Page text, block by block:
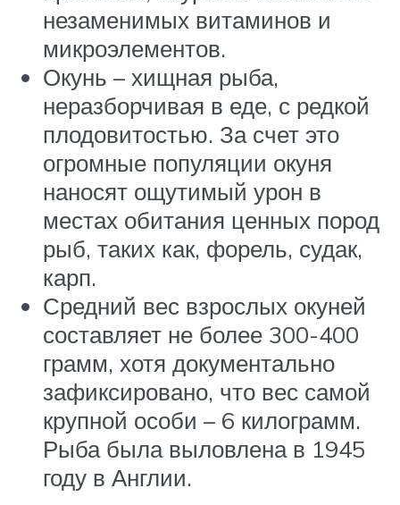
незаменимых витаминов и
микроэлементов.
Окунь – хищная рыба,
неразборчивая в еде, с редкой
плодовитостью. За счет это
огромные популяции окуня
наносят ощутимый урон в
местах обитания ценных пород
рыб, таких как, форель, судак,
карп.
Средний вес взрослых окуней
составляет не более 300-400
грамм, хотя документально
зафиксировано, что вес самой
крупной особи – 6 килограмм.
Рыба была выловлена в 1945
году в Англии.